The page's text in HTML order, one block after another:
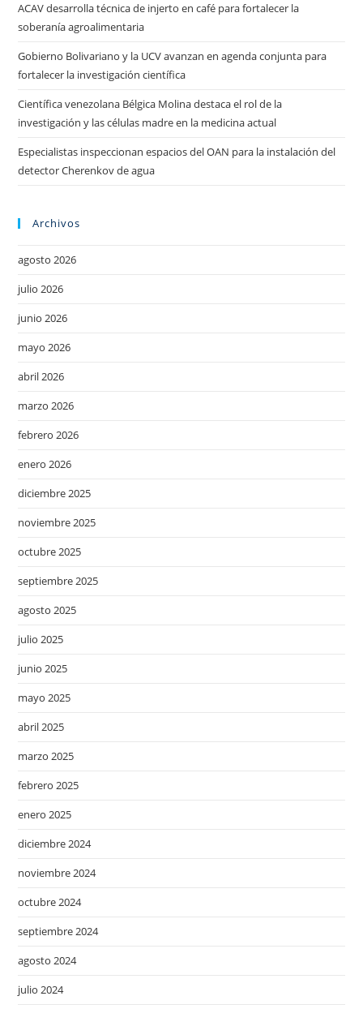
ACAV desarrolla técnica de injerto en café para fortalecer la
soberanía agroalimentaria
Gobierno Bolivariano y la UCV avanzan en agenda conjunta para
fortalecer la investigación científica
Científica venezolana Bélgica Molina destaca el rol de la
investigación y las células madre en la medicina actual
Especialistas inspeccionan espacios del OAN para la instalación del
detector Cherenkov de agua
Archivos
agosto 2026
julio 2026
junio 2026
mayo 2026
abril 2026
marzo 2026
febrero 2026
enero 2026
diciembre 2025
noviembre 2025
octubre 2025
septiembre 2025
agosto 2025
julio 2025
junio 2025
mayo 2025
abril 2025
marzo 2025
febrero 2025
enero 2025
diciembre 2024
noviembre 2024
octubre 2024
septiembre 2024
agosto 2024
julio 2024